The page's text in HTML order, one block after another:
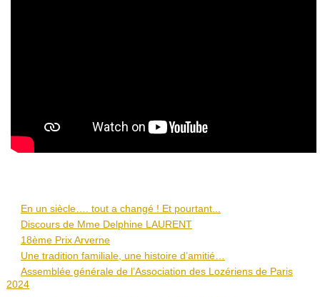
En un siècle…. tout a changé ! Et pourtant...
Discours de Mme Delphine LAURENT
18ème Prix Arverne
Une tradition familiale, une histoire d’amitié…
Assemblée générale de l’Association des Lozériens de Paris
2024